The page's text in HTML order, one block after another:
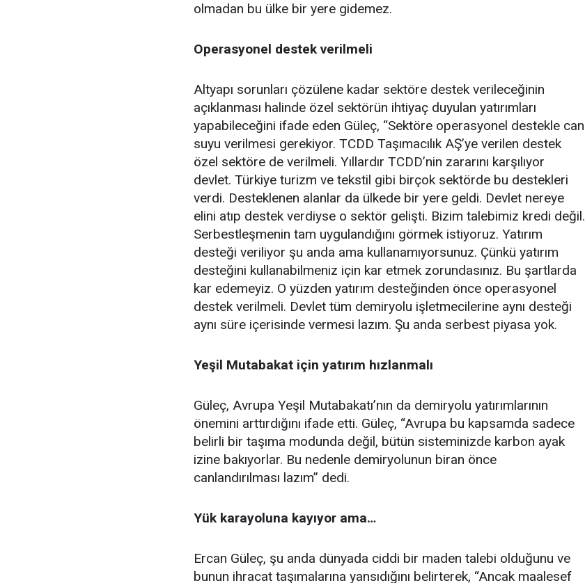
olmadan bu ülke bir yere gidemez.
Operasyonel destek verilmeli
Altyapı sorunları çözülene kadar sektöre destek verileceğinin
açıklanması halinde özel sektörün ihtiyaç duyulan yatırımları
yapabileceğini ifade eden Güleç, “Sektöre operasyonel destekle can
suyu verilmesi gerekiyor. TCDD Taşımacılık AŞ’ye verilen destek
özel sektöre de verilmeli. Yıllardır TCDD’nin zararını karşılıyor
devlet. Türkiye turizm ve tekstil gibi birçok sektörde bu destekleri
verdi. Desteklenen alanlar da ülkede bir yere geldi. Devlet nereye
elini atıp destek verdiyse o sektör gelişti. Bizim talebimiz kredi değil.
Serbestleşmenin tam uygulandığını görmek istiyoruz. Yatırım
desteği veriliyor şu anda ama kullanamıyorsunuz. Çünkü yatırım
desteğini kullanabilmeniz için kar etmek zorundasınız. Bu şartlarda
kar edemeyiz. O yüzden yatırım desteğinden önce operasyonel
destek verilmeli. Devlet tüm demiryolu işletmecilerine aynı desteği
aynı süre içerisinde vermesi lazım. Şu anda serbest piyasa yok.
Yeşil Mutabakat için yatırım hızlanmalı
Güleç, Avrupa Yeşil Mutabakatı’nın da demiryolu yatırımlarının
önemini arttırdığını ifade etti. Güleç, “Avrupa bu kapsamda sadece
belirli bir taşıma modunda değil, bütün sisteminizde karbon ayak
izine bakıyorlar. Bu nedenle demiryolunun biran önce
canlandırılması lazım” dedi.
Yük karayoluna kayıyor ama…
Ercan Güleç, şu anda dünyada ciddi bir maden talebi olduğunu ve
bunun ihracat taşımalarına yansıdığını belirterek, “Ancak maalesef